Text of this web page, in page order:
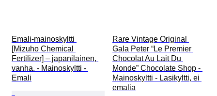
Emali-mainoskyltti
[Mizuho Chemical
Fertilizer] – japanilainen,
vanha. - Mainoskyltti -
Emali
Rare Vintage Original
Gala Peter “Le Premier
Chocolat Au Lait Du
Monde” Chocolate Shop -
Mainoskyltti - Lasikyltti, ei
emalia